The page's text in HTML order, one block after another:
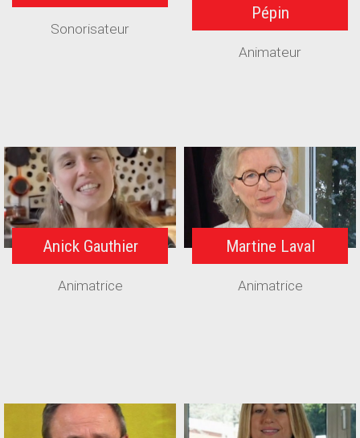
Sonorisateur
Pépin
Animateur
Anick Gauthier
Animatrice
Martine Laval
Animatrice